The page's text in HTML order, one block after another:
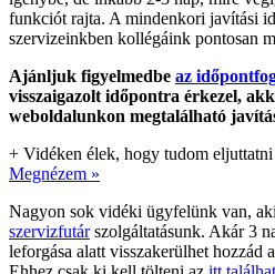
funkciót rajta. A mindenkori javítási
szervizeinkben kollégáink pontosan
Ajánljuk figyelmedbe az
visszaigazolt időpontra érkezel,
weboldalunkon megtalálható
+ Vidéken élek, hogy tudom
Megnézem »
Nagyon sok vidéki ügyfelünk van,
szervizfutárszolgáltatásunk. Akár 3
leforgása alatt visszakerülhet hozzád